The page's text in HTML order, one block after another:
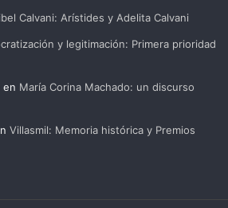
Calvani: Arístides y Adelita Calvani
y legitimación: Primera prioridad
en María Corina Machado: un discurso
Villasmil: Memoria histórica y Premios